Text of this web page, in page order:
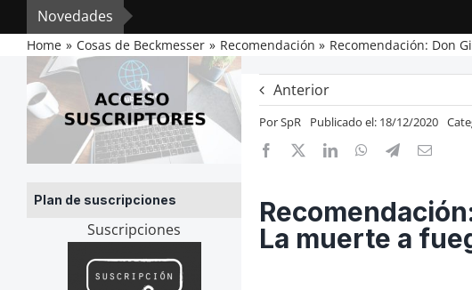
Novedades
Home Cosas de Beckmesser Recomendación Recomendación: Don
Plan de suscripciones
Suscripciones
Anterior
PorSpR Publicado el: 18/12/2020
La muerte a